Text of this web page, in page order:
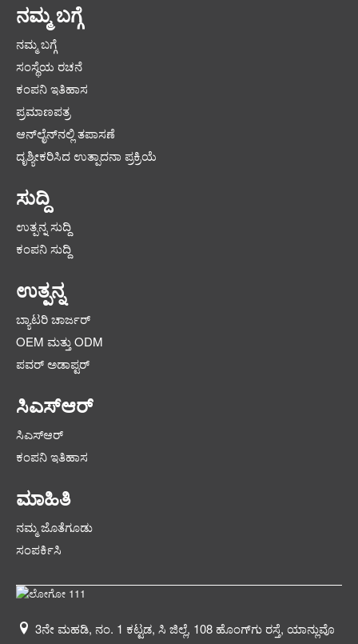
ನಮ್ಮ ಬಗ್ಗೆ
ನಮ್ಮ ಬಗ್ಗೆ
ಸಂಸ್ಥೆಯ ರಚನೆ
ಕಂಪನಿ ಇತಿಹಾಸ
ಪ್ರಮಾಣಪತ್ರ
ಆನ್‌ಲೈನ್‌ನಲ್ಲಿ ತಪಾಸಣೆ
ದೃಶ್ಯೀಕರಿಸಿದ ಉತ್ಪಾದನಾ ಪ್ರಕ್ರಿಯೆ
ಸುದ್ದಿ
ಉತ್ಪನ್ನ ಸುದ್ದಿ
ಕಂಪನಿ ಸುದ್ದಿ
ಉತ್ಪನ್ನ
ಬ್ಯಾಟರಿ ಚಾರ್ಜರ್
OEM ಮತ್ತು ODM
ಪವರ್ ಅಡಾಪ್ಟರ್
ಸಿಎಸ್ಆರ್
ಸಿಎಸ್ಆರ್
ಕಂಪನಿ ಇತಿಹಾಸ
ಮಾಹಿತಿ
ನಮ್ಮ ಜೊತೆಗೂಡು
ಸಂಪರ್ಕಿಸಿ
3ನೇ ಮಹಡಿ, ನಂ. 1 ಕಟ್ಟಡ, ಸಿ ಜಿಲ್ಲೆ, 108 ಹೊಂಗ್‌ಗು ರಸ್ತೆ, ಯಾನ್ಲುವೊ